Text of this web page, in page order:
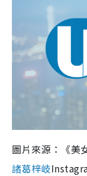
圖片來源：《美
諸葛梓岐